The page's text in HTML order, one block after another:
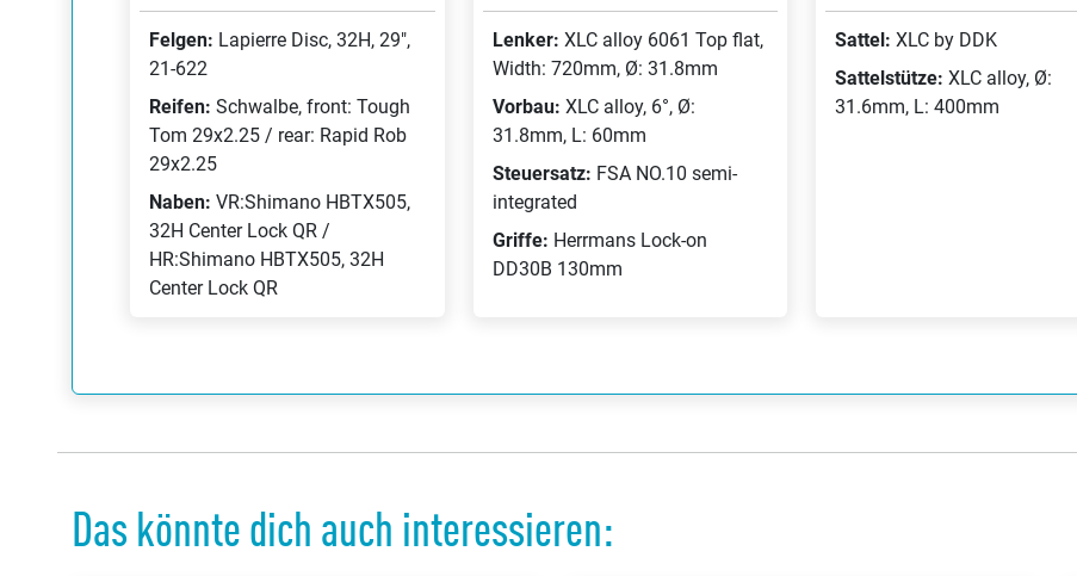
Felgen: Lapierre Disc, 32H, 29",
21-622
Reifen: Schwalbe, front: Tough
Tom 29x2.25 / rear: Rapid Rob
29x2.25
Naben: VR:Shimano HBTX505,
32H Center Lock QR /
HR:Shimano HBTX505, 32H
Center Lock QR
Lenker: XLC alloy 6061 Top flat,
Width: 720mm, Ø: 31.8mm
Vorbau: XLC alloy, 6°, Ø:
31.8mm, L: 60mm
Steuersatz: FSA NO.10 semi-
integrated
Griffe: Herrmans Lock-on
DD30B 130mm
Sattel: XLC by DDK
Sattelstütze: XLC alloy, Ø:
31.6mm, L: 400mm
Das könnte dich auch interessieren: